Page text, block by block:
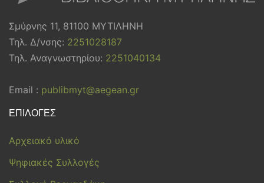
Σμύρνης 11, 81100 ΜΥΤΙΛΗΝΗ
Τηλ. Δ/νσης: 2251028187
Τηλ. Αναγνωστηρίου: 2251040134
Email : publibmyt@aegean.gr
ΕΠΙΛΟΓΕΣ
Αρχειακό υλικό
Ψηφιακές Συλλογές